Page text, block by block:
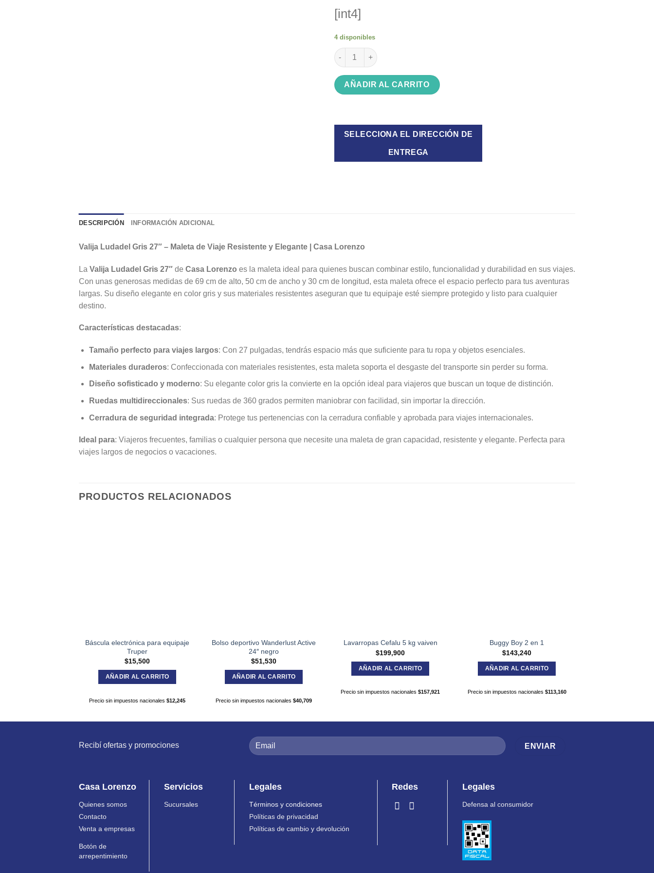
[int4]
4 disponibles
Valija Ludadel gris 27 cantidad
AÑADIR AL CARRITO
SELECCIONA EL DIRECCIÓN DE
ENTREGA
DESCRIPCIÓN INFORMACIÓN ADICIONAL
Valija Ludadel Gris 27″ – Maleta de Viaje Resistente y Elegante | Casa Lorenzo
La Valija Ludadel Gris 27″ de Casa Lorenzo es la maleta ideal para quienes buscan combinar estilo, funcionalidad y durabilidad en sus viajes.
Con unas generosas medidas de 69 cm de alto, 50 cm de ancho y 30 cm de longitud, esta maleta ofrece el espacio perfecto para tus aventuras
largas. Su diseño elegante en color gris y sus materiales resistentes aseguran que tu equipaje esté siempre protegido y listo para cualquier
destino.
Características destacadas:
Tamaño perfecto para viajes largos: Con 27 pulgadas, tendrás espacio más que suficiente para tu ropa y objetos esenciales.
Materiales duraderos: Confeccionada con materiales resistentes, esta maleta soporta el desgaste del transporte sin perder su forma.
Diseño sofisticado y moderno: Su elegante color gris la convierte en la opción ideal para viajeros que buscan un toque de distinción.
Ruedas multidireccionales: Sus ruedas de 360 grados permiten maniobrar con facilidad, sin importar la dirección.
Cerradura de seguridad integrada: Protege tus pertenencias con la cerradura confiable y aprobada para viajes internacionales.
Ideal para: Viajeros frecuentes, familias o cualquier persona que necesite una maleta de gran capacidad, resistente y elegante. Perfecta para
viajes largos de negocios o vacaciones.
PRODUCTOS RELACIONADOS
Báscula electrónica para equipaje
Truper
$15,500
AÑADIR AL CARRITO
Precio sin impuestos nacionales $12,245
Bolso deportivo Wanderlust Active
24″ negro
$51,530
AÑADIR AL CARRITO
Precio sin impuestos nacionales $40,709
Lavarropas Cefalu 5 kg vaiven
$199,900
AÑADIR AL CARRITO
Precio sin impuestos nacionales $157,921
Buggy Boy 2 en 1
$143,240
AÑADIR AL CARRITO
Precio sin impuestos nacionales $113,160
Recibí ofertas y promociones
Casa Lorenzo
Quienes somos
Contacto
Venta a empresas
Botón de
arrepentimiento
Servicios
Sucursales
Legales
Términos y condiciones
Políticas de privacidad
Políticas de cambio y devolución
Redes Legales
Defensa al consumidor